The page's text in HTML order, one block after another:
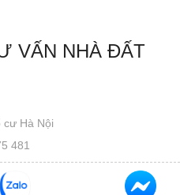
VẤN NHÀ ĐẤT
cư Hà Nội
481